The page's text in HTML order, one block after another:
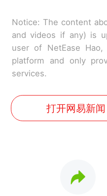
Notice: The content
and videos if any) is
user of NetEase
platform and only
services.
打开网易新